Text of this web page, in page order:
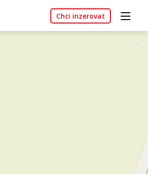
Chci inzerovat